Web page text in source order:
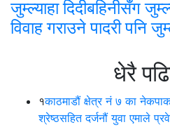
देशव्यापी आन्दोलन
धेरै
१काठमाडौं क्षेत्र नं ७ का
श्रेष्ठसहित दर्जनौं युवा एमाले